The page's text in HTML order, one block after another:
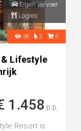
Eigen vervoer
Logies
58 2 0
Lifestyle
1.458 p.p.
Resort is